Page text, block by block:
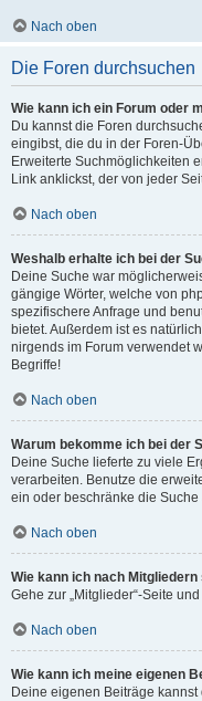
Nach oben
Die Foren durchsuchen
Wie kann ich ein Forum oder
Du kannst die Foren
eingibst, die du in der Foren-
Erweiterte Suchmöglichkeiten
Link anklickst, der von jeder
Nach oben
Weshalb erhalte ich bei der
Deine Suche war
gängige Wörter, welche von
spezifischere Anfrage und
bietet. Außerdem ist es
nirgends im Forum verwendet
Begriffe!
Nach oben
Warum bekomme ich bei der
Deine Suche lieferte zu viele
verarbeiten. Benutze die
ein oder beschränke die
Nach oben
Wie kann ich nach Mitgliedern
Gehe zur „Mitglieder“-Seite
Nach oben
Wie kann ich meine eigenen
Deine eigenen Beiträge